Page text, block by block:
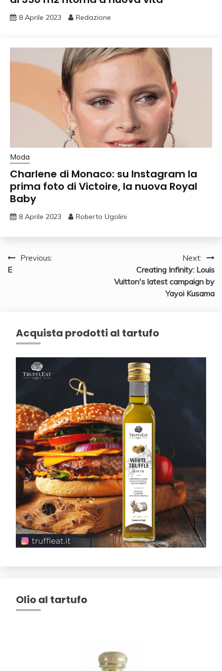
8 Aprile 2023 Redazione
Moda
Charlene di Monaco: su Instagram la
prima foto di Victoire, la nuova Royal
Baby
8 Aprile 2023 Roberto Ugolini
Navigazione
articoli
Previous:
E
Next:
Creating Infinity: Louis
Vuitton's latest campaign by
Yayoi Kusama
Acquista prodotti al tartufo
Olio al tartufo